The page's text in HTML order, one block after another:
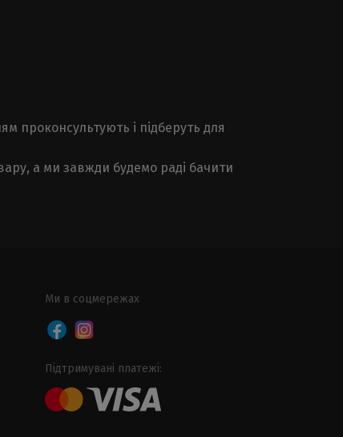
проконсультують і підберуть для
а ми завжди будемо раді бачити
Ми в соцмережах
Підтримувані платежі: